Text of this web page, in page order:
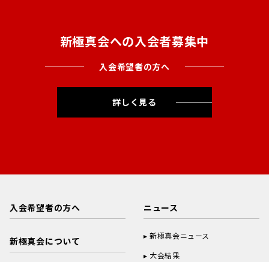
新極真会への入会者募集中
入会希望者の方へ
詳しく見る
入会希望者の方へ
新極真会について
ニュース
新極真会ニュース
大会結果